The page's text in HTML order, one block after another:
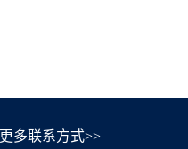
更多联系方式>>